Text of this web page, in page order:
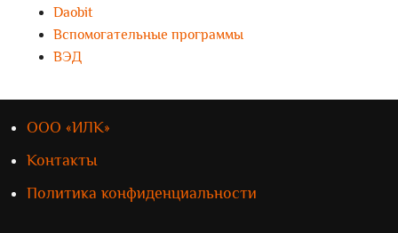
Daobit
Вспомогательные программы
ВЭД
ООО «ИЛК»
Контакты
Политика конфиденциальности